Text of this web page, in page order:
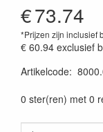
€73.74
*Prijzen zijn inclusief
€ 60.94 exclusief
Artikelcode:
0 ster(ren) met 0